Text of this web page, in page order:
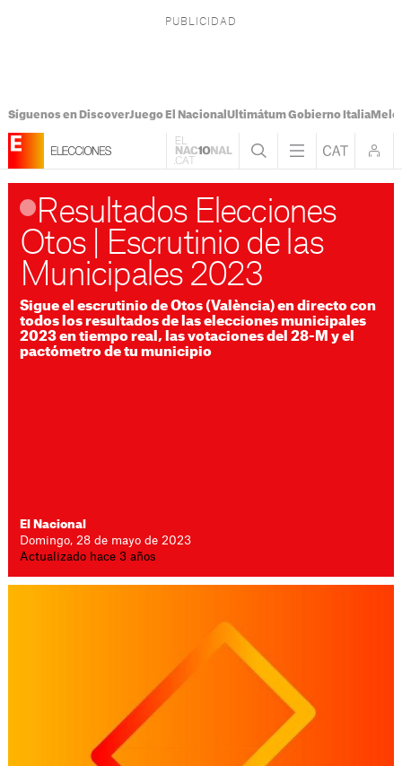
Síguenos en DiscoverJuego El Nacional Ultimátum Gobierno Italia
Resultados Elecciones
Otos | Escrutinio de las
Municipales 2023
Sigue el escrutinio de Otos (València) en directo con
todos los resultados de las elecciones municipales
2023 en tiempo real, las votaciones del 28-M y el
pactómetro de tu municipio
El Nacional
Domingo, 28 de mayo de 2023
Actualizado hace 3 años